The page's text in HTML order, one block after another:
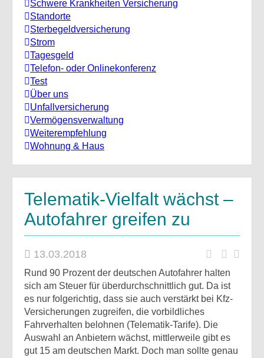
Schwere Krankheiten Versicherung
Standorte
Sterbegeldversicherung
Strom
Tagesgeld
Telefon- oder Onlinekonferenz
Test
Über uns
Unfallversicherung
Vermögensverwaltung
Weiterempfehlung
Wohnung & Haus
Telematik-Vielfalt wächst –
Autofahrer greifen zu
13.03.2018
Rund 90 Prozent der deutschen Autofahrer halten
sich am Steuer für überdurchschnittlich gut. Da ist
es nur folgerichtig, dass sie auch verstärkt bei Kfz-
Versicherungen zugreifen, die vorbildliches
Fahrverhalten belohnen (Telematik-Tarife). Die
Auswahl an Anbietern wächst, mittlerweile gibt es
gut 15 am deutschen Markt. Doch man sollte genau